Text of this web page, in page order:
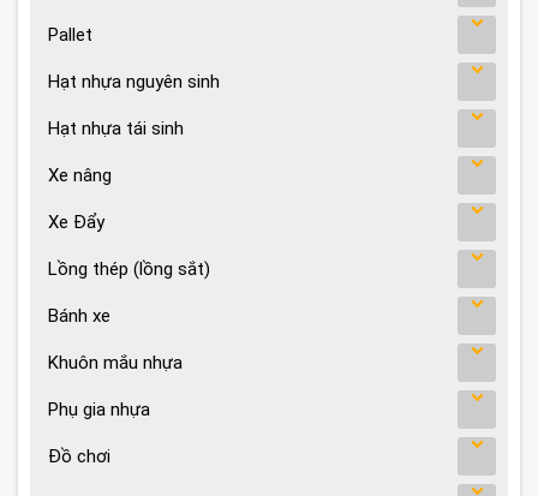
Pallet
Hạt nhựa nguyên sinh
Hạt nhựa tái sinh
Xe nâng
Xe Đẩy
Lồng thép (lồng sắt)
Bánh xe
Khuôn mắu nhựa
Phụ gia nhựa
Đồ chơi